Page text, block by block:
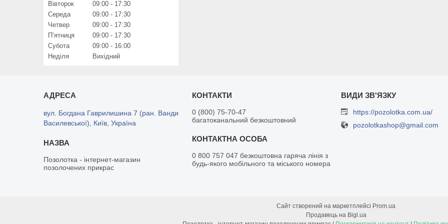
Вівторок
09:00
17:30
Середа
09:00
17:30
Четвер
09:00
17:30
Пʼятниця
09:00
17:30
Субота
09:00
16:00
Неділя
Вихідний
вул. Богдана Гаврилишина 7 (ран. Ванди
Василевської), Київ, Україна
Позолотка - інтернет-магазин
позолочених прикрас
0 (800) 75-70-47
багатоканальний безкоштовний
0 800 757 047 безкоштовна гаряча лінія з
будь-якого мобільного та міського номера
https://pozolotka.com.ua/
pozolotkashop@gmail.com
Сайт створений на маркетплейсі Prom.ua
Продавець на Bigl.ua